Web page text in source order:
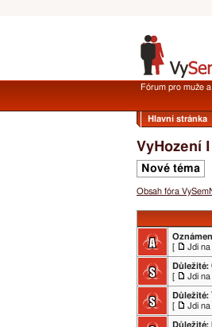
Fórum pro muže
Hlavní stránka
VyHození I
Nové téma
Obsah fóra
[ Jdi na
Důležité:
[ Jdi na
Důležité:
[ Jdi na
Důležité: